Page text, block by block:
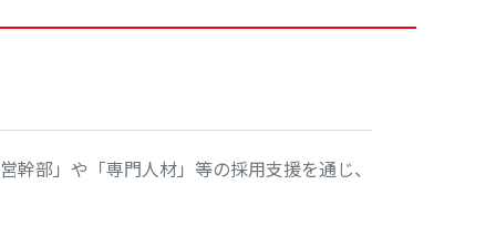
部」や「専門人材」等の採用支援を通じ、